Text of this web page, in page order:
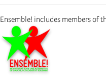
Ensemble! includes members of